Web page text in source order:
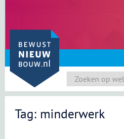
content
Tag: minderwerk